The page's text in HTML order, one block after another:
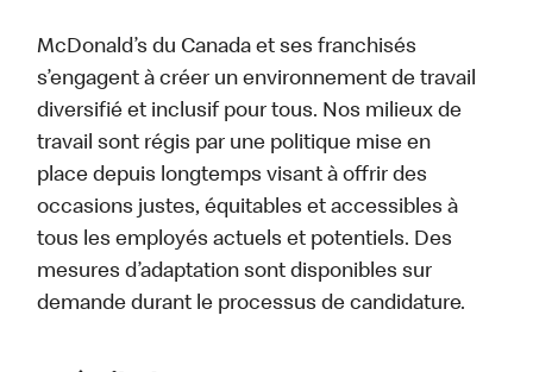
McDonald’s du Canada et ses franchisés
s’engagent à créer un environnement de travail
diversifié et inclusif pour tous. Nos milieux de
travail sont régis par une politique mise en
place depuis longtemps visant à offrir des
occasions justes, équitables et accessibles à
tous les employés actuels et potentiels. Des
mesures d’adaptation sont disponibles sur
demande durant le processus de candidature.